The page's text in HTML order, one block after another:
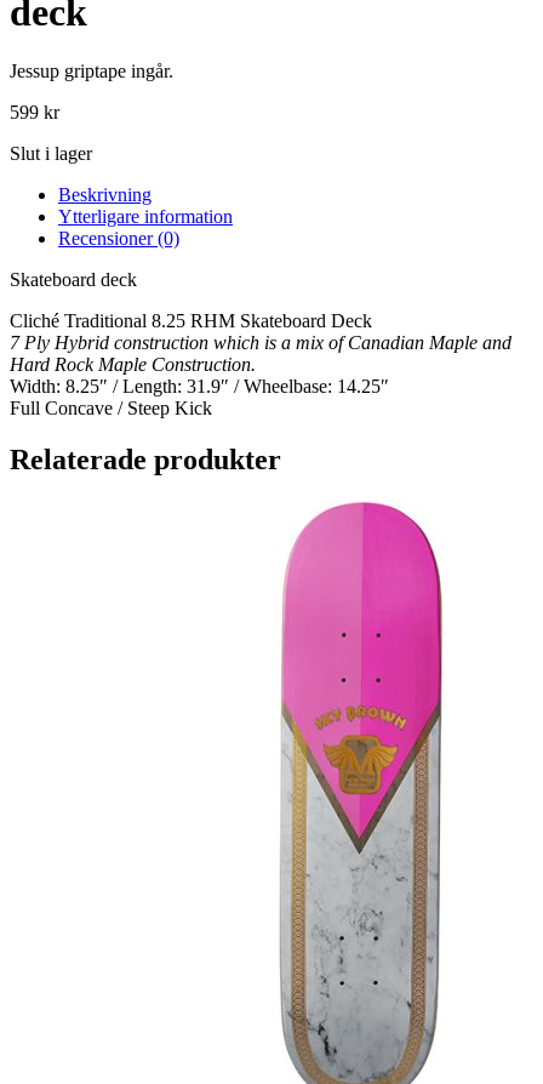
deck
Jessup griptape ingår.
599 kr
Slut i lager
Beskrivning
Ytterligare information
Recensioner (0)
Skateboard deck
Cliché Traditional 8.25 RHM Skateboard Deck
7 Ply Hybrid construction which is a mix of Canadian Maple and
Hard Rock Maple Construction.
Width: 8.25″ / Length: 31.9″ / Wheelbase: 14.25″
Full Concave / Steep Kick
Relaterade produkter